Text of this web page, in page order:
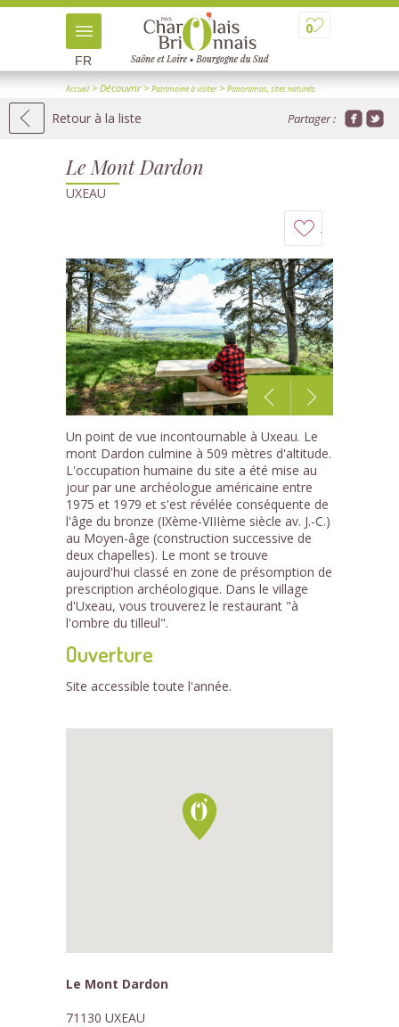
0
FR
Accueil> Découvrir> Patrimoine à visiter> Panoramas, sites naturels
Retour à la liste Partager :
Le Mont Dardon
UXEAU
à
mon
carnet
1 /7
Un point de vue incontournable à Uxeau. Le
mont Dardon culmine à 509 mètres d'altitude.
L'occupation humaine du site a été mise au
jour par une archéologue américaine entre
1975 et 1979 et s'est révélée conséquente de
l'âge du bronze (IXème-VIIIème siècle av. J.-C.)
au Moyen-âge (construction successive de
deux chapelles). Le mont se trouve
aujourd'hui classé en zone de présomption de
prescription archéologique. Dans le village
d'Uxeau, vous trouverez le restaurant "à
l'ombre du tilleul".
Ouverture
Site accessible toute l'année.
Le Mont Dardon
71130 UXEAU